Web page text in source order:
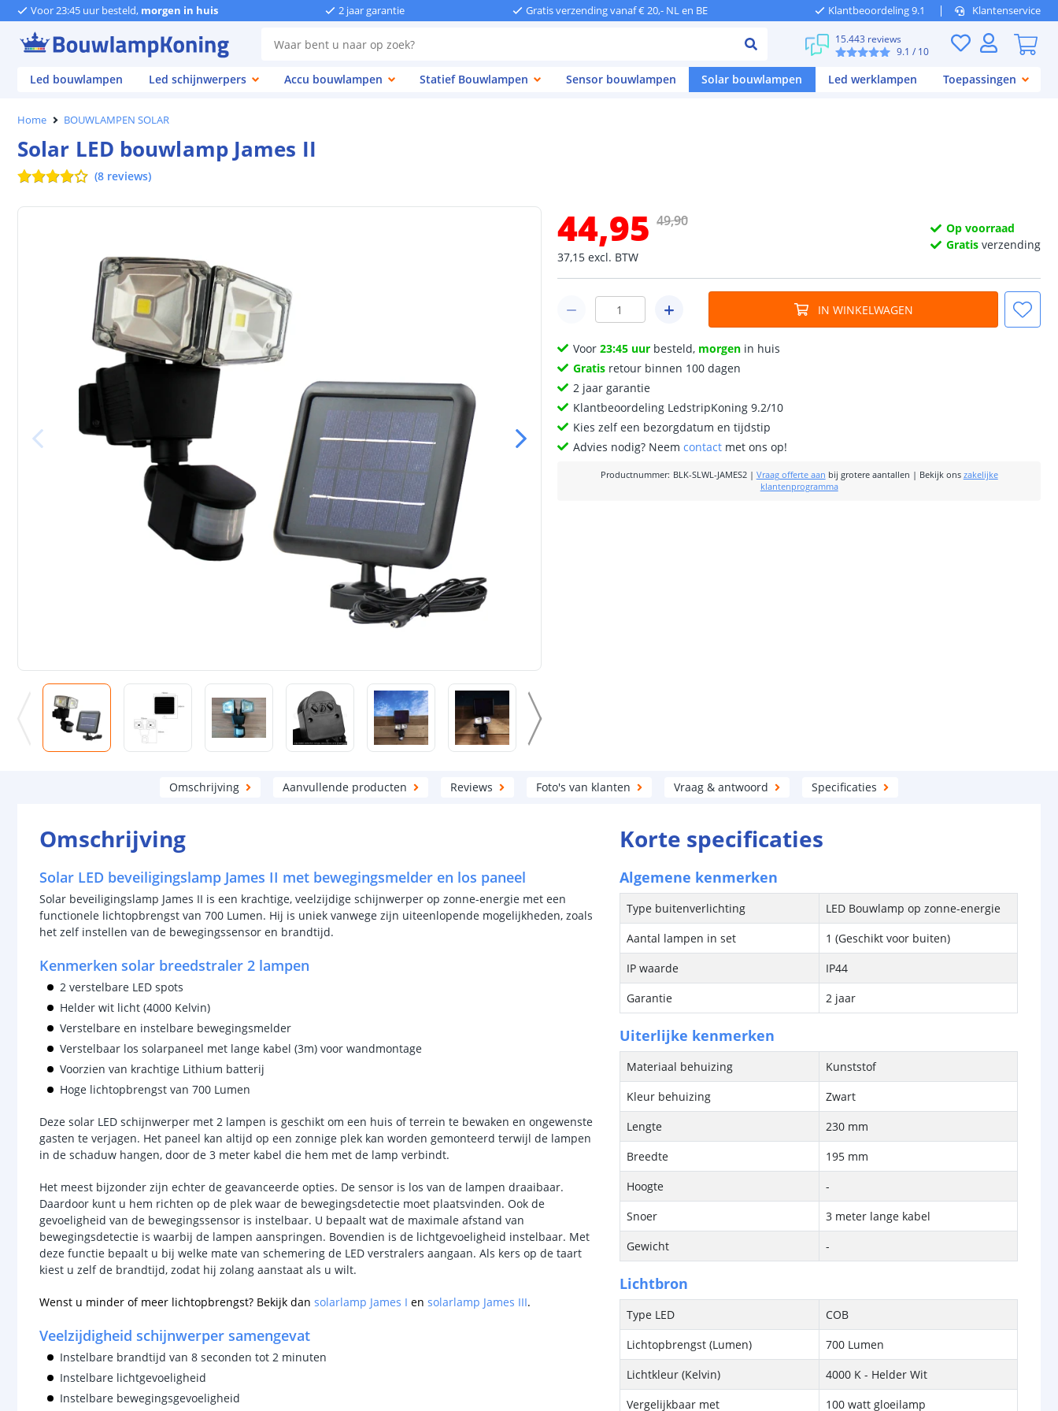
Voor 23:45 uur besteld, morgen in huis 2 jaar garantie Gratis verzending vanaf € 20,- NL en BE Klantbeoordeling 9.1 Klantenservice
15.443 reviews
9.1 / 10
Led bouwlampen Led schijnwerpers Accu bouwlampen Statief Bouwlampen Sensor bouwlampen Solar bouwlampen Led werklampen Toepassingen
Home BOUWLAMPEN SOLAR
Solar LED bouwlamp James II
(8 reviews)
44,95
37,15 excl. BTW
49,90
Op voorraad
Gratis verzending
IN WINKELWAGEN
Voor23:45 uur besteld, morgen in huis
Gratis retour binnen 100 dagen
2 jaar garantie
Klantbeoordeling LedstripKoning 9.2/10
Kies zelf een bezorgdatum en tijdstip
Advies nodig? Neemcontact met ons op!
Productnummer: BLK-SLWL-JAMES2| Vraag offerte aan bij grotere aantallen | Bekijk ons zakelijke
klantenprogramma
Omschrijving Aanvullende producten Reviews Foto's van klanten Vraag & antwoord Specificaties
Omschrijving
Solar LED beveiligingslamp James II met bewegingsmelder en los paneel
Solar beveiligingslamp James II is een krachtige, veelzijdige schijnwerper op zonne-energie met een
functionele lichtopbrengst van 700 Lumen. Hij is uniek vanwege zijn uiteenlopende mogelijkheden, zoals
het zelf instellen van de bewegingssensor en brandtijd.
Kenmerken solar breedstraler 2 lampen
2 verstelbare LED spots
Helder wit licht (4000 Kelvin)
Verstelbare en instelbare bewegingsmelder
Verstelbaar los solarpaneel met lange kabel (3m) voor wandmontage
Voorzien van krachtige Lithium batterij
Hoge lichtopbrengst van 700 Lumen
Deze solar LED schijnwerper met 2 lampen is geschikt om een huis of terrein te bewaken en ongewenste
gasten te verjagen. Het paneel kan altijd op een zonnige plek kan worden gemonteerd terwijl de lampen
in de schaduw hangen, door de 3 meter kabel die hem met de lamp verbindt.
Het meest bijzonder zijn echter de geavanceerde opties. De sensor is los van de lampen draaibaar.
Daardoor kunt u hem richten op de plek waar de bewegingsdetectie moet plaatsvinden. Ook de
gevoeligheid van de bewegingssensor is instelbaar. U bepaalt wat de maximale afstand van
bewegingsdetectie is waarbij de lampen aanspringen. Bovendien is de lichtgevoeligheid instelbaar. Met
deze functie bepaalt u bij welke mate van schemering de LED verstralers aangaan. Als kers op de taart
kiest u zelf de brandtijd, zodat hij zolang aanstaat als u wilt.
Wenst u minder of meer lichtopbrengst? Bekijk dan solarlamp James I en solarlamp James III.
Veelzijdigheid schijnwerper samengevat
Instelbare brandtijd van 8 seconden tot 2 minuten
Instelbare lichtgevoeligheid
Instelbare bewegingsgevoeligheid
Korte specificaties
Algemene kenmerken
Type buitenverlichting
LED Bouwlamp op zonne-energie
Aantal lampen in set
1 (Geschikt voor buiten)
IP waarde
IP44
Garantie
2 jaar
Uiterlijke kenmerken
Materiaal behuizing
Kunststof
Kleur behuizing
Zwart
Lengte
230 mm
Breedte
195 mm
Hoogte
-
Snoer
3 meter lange kabel
Gewicht
-
Lichtbron
Type LED
COB
Lichtopbrengst (Lumen)
700 Lumen
Lichtkleur (Kelvin)
4000 K - Helder Wit
Vergelijkbaar met
100 watt gloeilamp